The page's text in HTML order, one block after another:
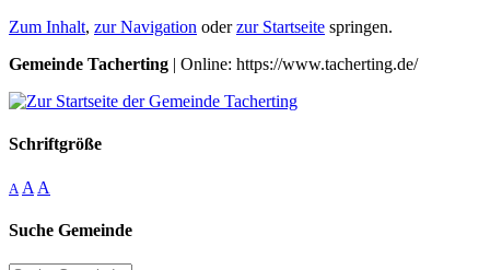
Zum Inhalt, zur Navigation oderzur Startseite springen.
Gemeinde Tacherting | Online: https://www.tacherting.de/
Schriftgröße
A A A
Suche Gemeinde